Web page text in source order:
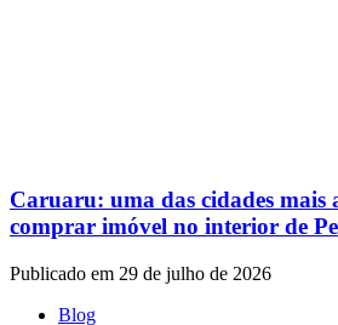
Caruaru: uma das cidades mais
comprar imóvel no interior de
Publicado em 29 de julho de 2026
Blog